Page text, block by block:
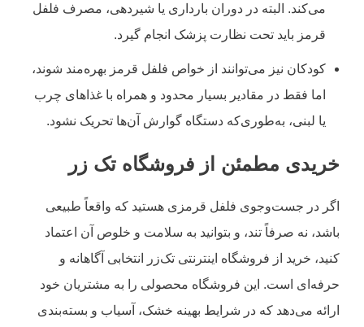
می‌کند. البته در دوران بارداری یا شیردهی، مصرف فلفل
قرمز باید تحت نظارت پزشک انجام گیرد.
کودکان نیز می‌توانند از خواص فلفل قرمز بهره‌مند شوند،
اما فقط در مقادیر بسیار محدود و همراه با غذاهای چرب
یا لبنی، به‌طوری‌که دستگاه گوارش آن‌ها تحریک نشود.
خریدی مطمئن از فروشگاه تک زر
اگر در جست‌وجوی فلفل قرمزی هستید که واقعاً طبیعی
باشد، نه صرفاً تند، و بتوانید به سلامت و خلوص آن اعتماد
کنید، خرید از فروشگاه اینترنتی تک‌زر انتخابی آگاهانه و
حرفه‌ای است. این فروشگاه محصولی را به مشتریان خود
ارائه می‌دهد که در شرایط بهینه خشک، آسیاب و بسته‌بندی